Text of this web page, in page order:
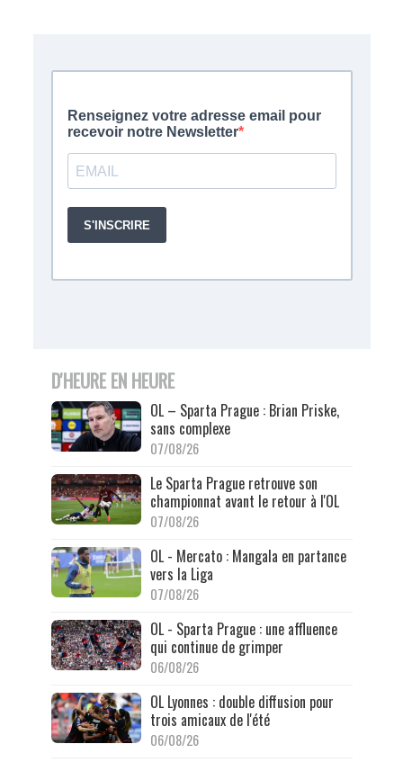
D'HEURE EN HEURE
OL – Sparta Prague : Brian Priske,
sans complexe
07/08/26
Le Sparta Prague retrouve son
championnat avant le retour à l'OL
07/08/26
OL - Mercato : Mangala en partance
vers la Liga
07/08/26
OL - Sparta Prague : une affluence
qui continue de grimper
06/08/26
OL Lyonnes : double diffusion pour
trois amicaux de l'été
06/08/26